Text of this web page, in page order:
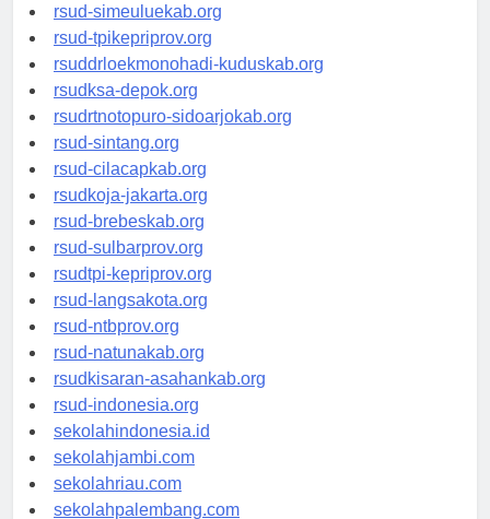
rsud-tanjungpinangkota.org
rsud-simeuluekab.org
rsud-tpikepriprov.org
rsuddrloekmonohadi-kuduskab.org
rsudksa-depok.org
rsudrtnotopuro-sidoarjokab.org
rsud-sintang.org
rsud-cilacapkab.org
rsudkoja-jakarta.org
rsud-brebeskab.org
rsud-sulbarprov.org
rsudtpi-kepriprov.org
rsud-langsakota.org
rsud-ntbprov.org
rsud-natunakab.org
rsudkisaran-asahankab.org
rsud-indonesia.org
sekolahindonesia.id
sekolahjambi.com
sekolahriau.com